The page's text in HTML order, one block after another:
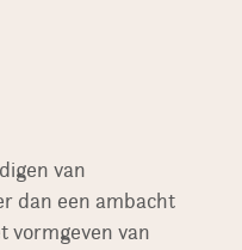
van
dan een ambacht
vormgeven van